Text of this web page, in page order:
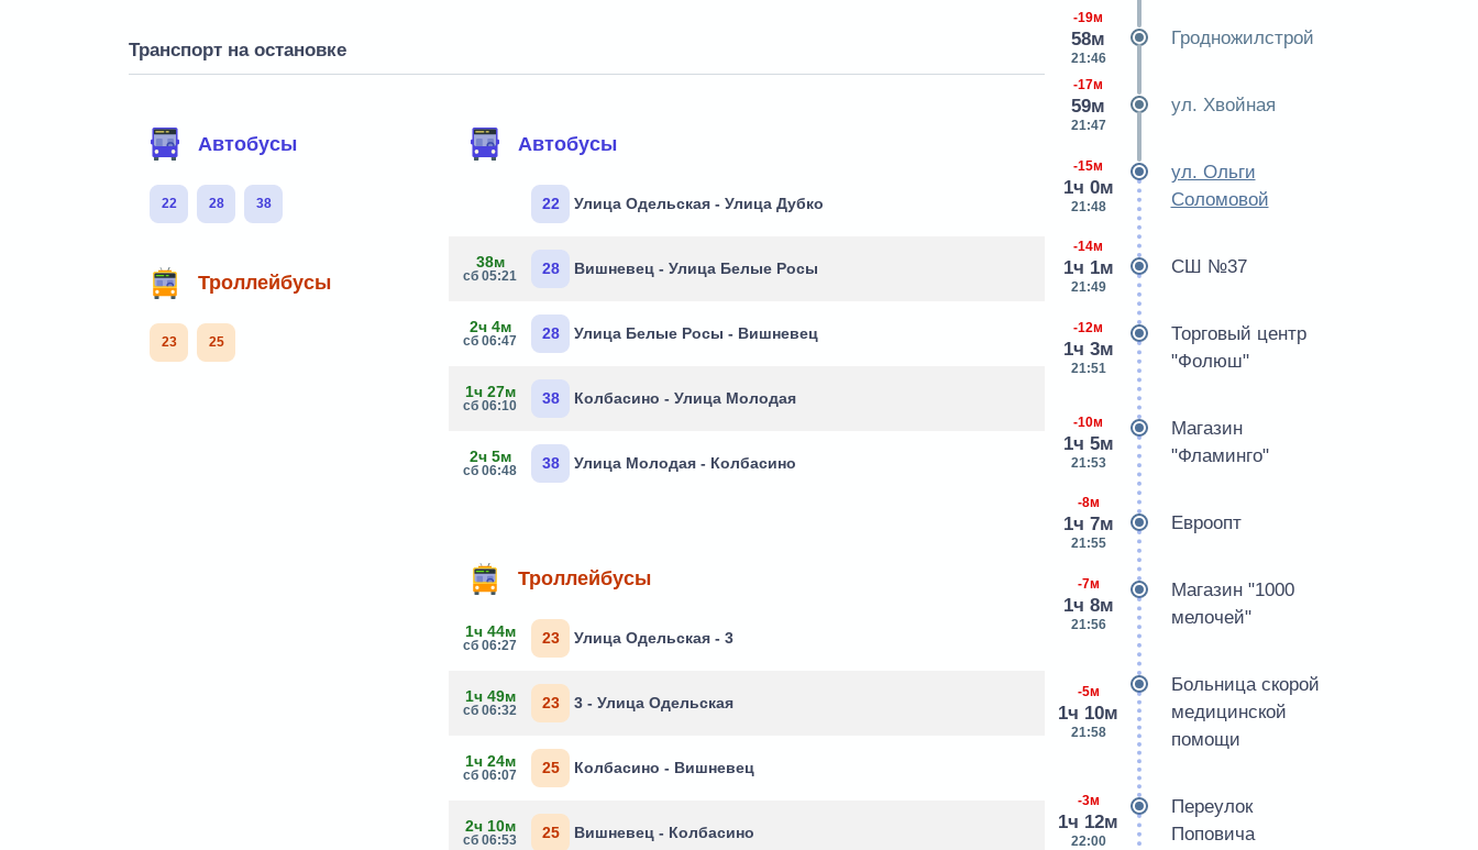
Транспорт на остановке
Автобусы
22 28 38
Троллейбусы
23 25
Автобусы
22 Улица Одельская - Улица Дубко
38м
сб 05:21 28 Вишневец - Улица Белые Росы
2ч 4м
сб 06:47 28 Улица Белые Росы - Вишневец
1ч 27м
сб 06:10 38 Колбасино - Улица Молодая
2ч 5м
сб 06:48 38 Улица Молодая - Колбасино
Троллейбусы
1ч 44м
сб 06:27 23 Улица Одельская - 3
1ч 49м
сб 06:32 23 3 - Улица Одельская
1ч 24м
сб 06:07 25 Колбасино - Вишневец
2ч 10м
сб 06:53 25 Вишневец - Колбасино
-19м
58м
21:46
Гродножилстрой
-17м
59м
21:47
ул. Хвойная
-15м
1ч 0м
21:48
ул. Ольги
Соломовой
-14м
1ч 1м
21:49
СШ №37
-12м
1ч 3м
21:51
Торговый центр
"Фолюш"
-10м
1ч 5м
21:53
Магазин
"Фламинго"
-8м
1ч 7м
21:55
Евроопт
-7м
1ч 8м
21:56
Магазин "1000
мелочей"
-5м
1ч 10м
21:58
Больница скорой
медицинской
помощи
-3м
1ч 12м
22:00
Переулок
Поповича